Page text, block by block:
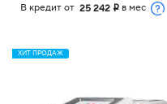
В кредит от 25 242 i в мес
ХИТ ПРОДАЖ